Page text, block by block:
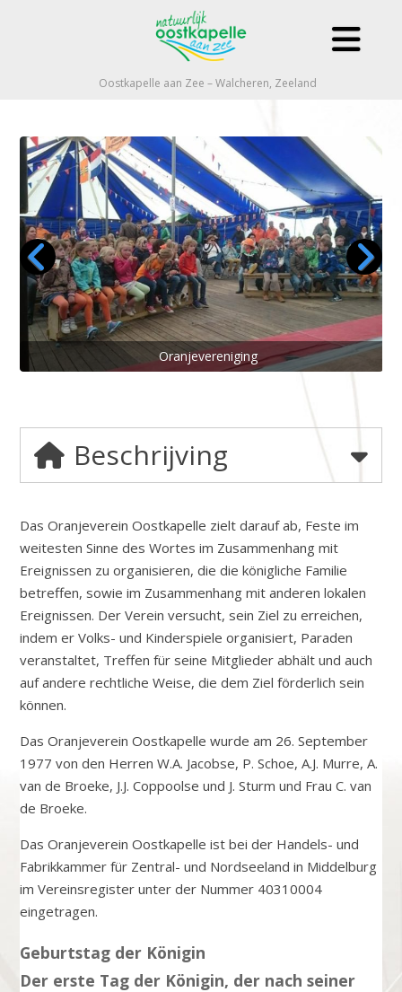
Oostkapelle aan Zee – Walcheren, Zeeland
Oranjevereniging
Beschrijving
Das Oranjeverein Oostkapelle zielt darauf ab, Feste im
weitesten Sinne des Wortes im Zusammenhang mit
Ereignissen zu organisieren, die die königliche Familie
betreffen, sowie im Zusammenhang mit anderen lokalen
Ereignissen. Der Verein versucht, sein Ziel zu erreichen,
indem er Volks- und Kinderspiele organisiert, Paraden
veranstaltet, Treffen für seine Mitglieder abhält und auch
auf andere rechtliche Weise, die dem Ziel förderlich sein
können.
Das Oranjeverein Oostkapelle wurde am 26. September
1977 von den Herren W.A. Jacobse, P. Schoe, A.J. Murre, A.
van de Broeke, J.J. Coppoolse und J. Sturm und Frau C. van
de Broeke.
Das Oranjeverein Oostkapelle ist bei der Handels- und
Fabrikkammer für Zentral- und Nordseeland in Middelburg
im Vereinsregister unter der Nummer 40310004
eingetragen.
Geburtstag der Königin
Der erste Tag der Königin, der nach seiner